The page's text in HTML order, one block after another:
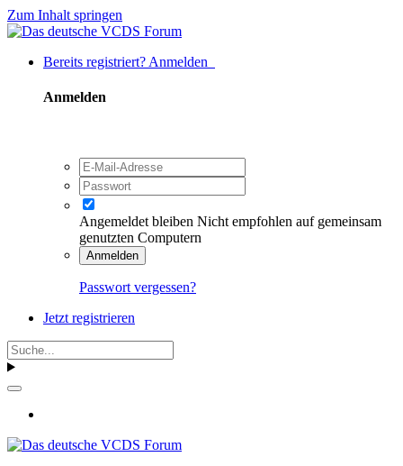
Zum Inhalt springen
Bereits registriert? Anmelden
Anmelden
Angemeldet bleiben Nicht empfohlen auf gemeinsam
genutzten Computern
Anmelden
Passwort vergessen?
Jetzt registrieren